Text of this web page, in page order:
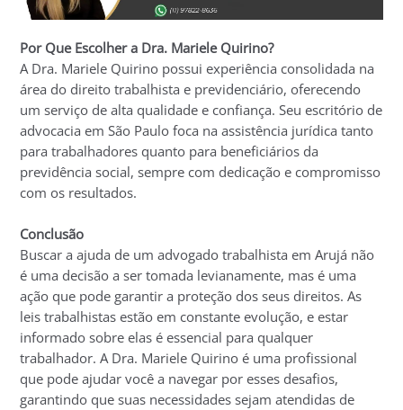
Por Que Escolher a Dra. Mariele Quirino?
A Dra. Mariele Quirino possui experiência consolidada na
área do direito trabalhista e previdenciário, oferecendo
um serviço de alta qualidade e confiança. Seu escritório de
advocacia em São Paulo foca na assistência jurídica tanto
para trabalhadores quanto para beneficiários da
previdência social, sempre com dedicação e compromisso
com os resultados.
Conclusão
Buscar a ajuda de um advogado trabalhista em Arujá não
é uma decisão a ser tomada levianamente, mas é uma
ação que pode garantir a proteção dos seus direitos. As
leis trabalhistas estão em constante evolução, e estar
informado sobre elas é essencial para qualquer
trabalhador. A Dra. Mariele Quirino é uma profissional
que pode ajudar você a navegar por esses desafios,
garantindo que suas necessidades sejam atendidas de